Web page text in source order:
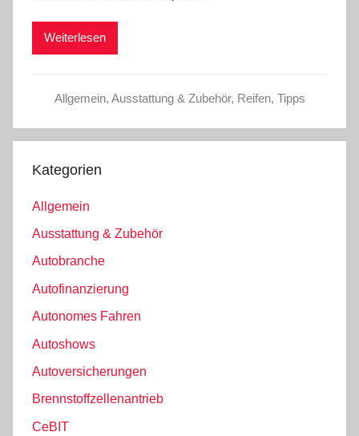
Weiterlesen
Allgemein, Ausstattung & Zubehör, Reifen, Tipps
Kategorien
Allgemein
Ausstattung & Zubehör
Autobranche
Autofinanzierung
Autonomes Fahren
Autoshows
Autoversicherungen
Brennstoffzellenantrieb
CeBIT